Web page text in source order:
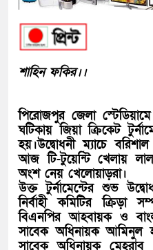
শাহিন ফকির।।
পিরোজপুর জেলা
ঘটিকায় জিয়া ক্রিকেট
হয়।উদ্বোধনী ম্যাচে
আজ টি-টুয়েন্টি খেলায়
অংশ নেয় খেলোয়াড়রা।
উক্ত টুর্নামেন্টের শুভ
নির্বাহী কমিটির ক্রিড়া
বিএনপির আহবায়ক ও
সাবেক অধিনায়ক আমিনুল
সাবেক অধিনায়ক